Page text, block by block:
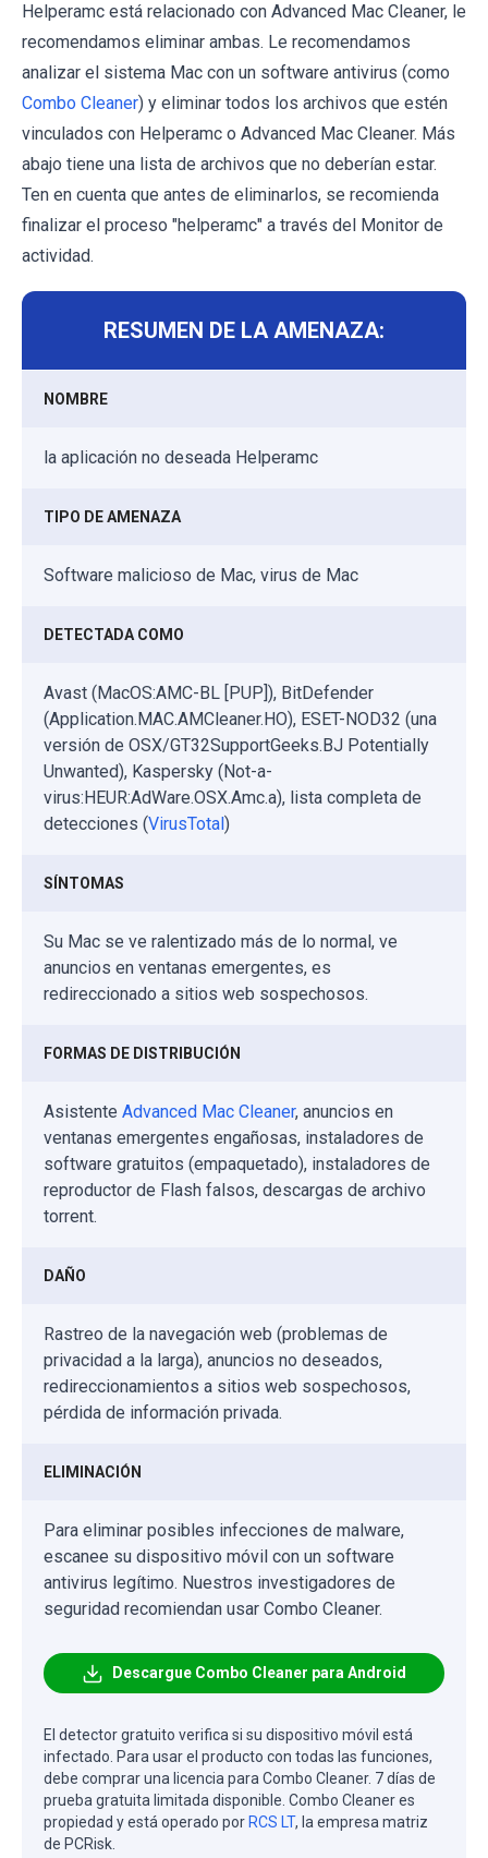
Helperamc está relacionado con Advanced Mac Cleaner, le
recomendamos eliminar ambas. Le recomendamos
analizar el sistema Mac con un software antivirus (como
Combo Cleaner) y eliminar todos los archivos que estén
vinculados con Helperamc o Advanced Mac Cleaner. Más
abajo tiene una lista de archivos que no deberían estar.
Ten en cuenta que antes de eliminarlos, se recomienda
finalizar el proceso "helperamc" a través del Monitor de
actividad.
RESUMEN DE LA AMENAZA:
NOMBRE
la aplicación no deseada Helperamc
TIPO DE AMENAZA
Software malicioso de Mac, virus de Mac
DETECTADA COMO
Avast (MacOS:AMC-BL [PUP]), BitDefender
(Application.MAC.AMCleaner.HO), ESET-NOD32 (una
versión de OSX/GT32SupportGeeks.BJ Potentially
Unwanted), Kaspersky (Not-a-
virus:HEUR:AdWare.OSX.Amc.a), lista completa de
detecciones (VirusTotal )
SÍNTOMAS
Su Mac se ve ralentizado más de lo normal, ve
anuncios en ventanas emergentes, es
redireccionado a sitios web sospechosos.
FORMAS DE DISTRIBUCIÓN
Asistente Advanced Mac Cleaner, anuncios en
ventanas emergentes engañosas, instaladores de
software gratuitos (empaquetado), instaladores de
reproductor de Flash falsos, descargas de archivo
torrent.
DAÑO
Rastreo de la navegación web (problemas de
privacidad a la larga), anuncios no deseados,
redireccionamientos a sitios web sospechosos,
pérdida de información privada.
ELIMINACIÓN
Para eliminar posibles infecciones de malware,
escanee su dispositivo móvil con un software
antivirus legítimo. Nuestros investigadores de
seguridad recomiendan usar Combo Cleaner.
Descargue Combo Cleaner para Android
El detector gratuito verifica si su dispositivo móvil está
infectado. Para usar el producto con todas las funciones,
debe comprar una licencia para Combo Cleaner. 7 días de
prueba gratuita limitada disponible. Combo Cleaner es
propiedad y está operado por RCS LT, la empresa matriz
de PCRisk.